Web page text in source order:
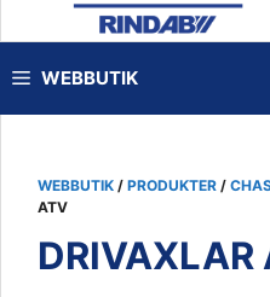
WEBBUTIK
WEBBUTIK / PRODUKTER /
ATV
DRIVAXLAR